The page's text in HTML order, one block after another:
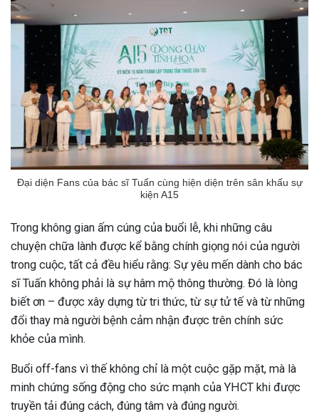
Đại diện Fans của bác sĩ Tuấn cùng hiện diện trên sân khấu sự
kiện A15
Trong không gian ấm cúng của buổi lễ, khi những câu
chuyện chữa lành được kể bằng chính giọng nói của người
trong cuộc, tất cả đều hiểu rằng: Sự yêu mến dành cho bác
sĩ Tuấn không phải là sự hâm mộ thông thường. Đó là lòng
biết ơn – được xây dựng từ tri thức, từ sự tử tế và từ những
đổi thay mà người bệnh cảm nhận được trên chính sức
khỏe của mình.
Buổi off-fans vì thế không chỉ là một cuộc gặp mặt, mà là
minh chứng sống động cho sức mạnh của YHCT khi được
truyền tải đúng cách, đúng tâm và đúng người.